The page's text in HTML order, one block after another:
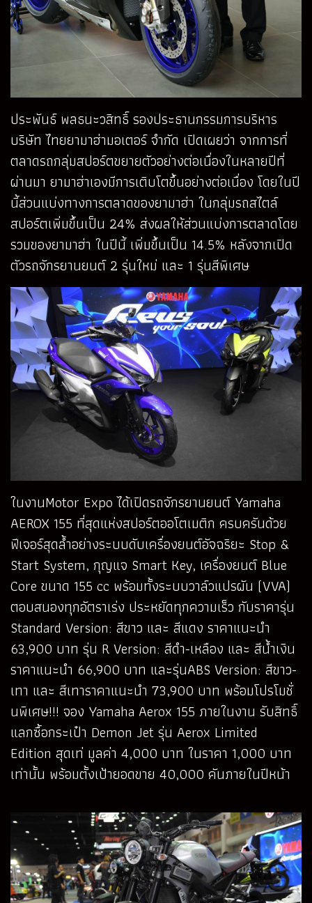
ประพันธ์ พลธนะวสิทธิ์ รองประธานกรรมการบริหาร
บริษัท ไทยยามาฮ่ามอเตอร์ จำกัด เปิดเผยว่า จากการที่
ตลาดรถกลุ่มสปอร์ตขยายตัวอย่างต่อเนื่องในหลายปีที่
ผ่านมา ยามาฮ่าเองมีการเติบโตขึ้นอย่างต่อเนื่อง โดยในปี
นี้ส่วนแบ่งทางการตลาดของยามาฮ่า ในกลุ่มรถสไตล์
สปอร์ตเพิ่มขึ้นเป็น 24% ส่งผลให้ส่วนแบ่งการตลาดโดย
รวมของยามาฮ่า ในปีนี้ เพิ่มขึ้นเป็น 14.5% หลังจากเปิด
ตัวรถจักรยานยนต์ 2 รุ่นใหม่ และ 1 รุ่นสีพิเศษ
ในงานMotor Expo ได้เปิดรถจักรยานยนต์ Yamaha
AEROX 155 ที่สุดแห่งสปอร์ตออโตเมติก ครบครันด้วย
ฟีเจอร์สุดล้ำอย่างระบบดับเครื่องยนต์อัจฉริยะ Stop &
Start System, กุญแจ Smart Key, เครื่องยนต์ Blue
Core ขนาด 155 cc พร้อมทั้งระบบวาล์วแปรผัน (VVA)
ตอบสนองทุกอัตราเร่ง ประหยัดทุกความเร็ว กับราคารุ่น
Standard Version: สีขาว และ สีแดง ราคาแนะนำ
63,900 บาท รุ่น R Version: สีดำ-เหลือง และ สีน้ำเงิน
ราคาแนะนำ 66,900 บาท และรุ่นABS Version: สีขาว-
เทา และ สีเทาราคาแนะนำ 73,900 บาท พร้อมโปรโมชั่
นพิเศษ!!! จอง Yamaha Aerox 155 ภายในงาน รับสิทธิ์
แลกซื้อกระเป๋า Demon Jet รุ่น Aerox Limited
Edition สุดเท่ มูลค่า 4,000 บาท ในราคา 1,000 บาท
เท่านั้น พร้อมตั้งเป้ายอดขาย 40,000 คันภายในปีหน้า